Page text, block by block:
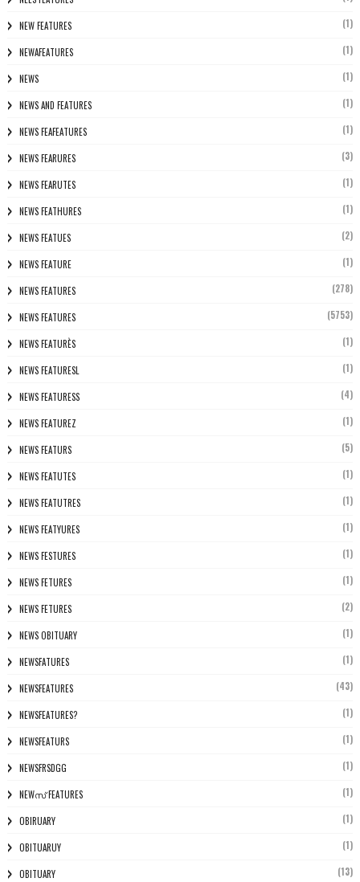
NEW FEATURES (1)
NEWAFEATURES (1)
NEWS (1)
NEWS AND FEATURES (1)
NEWS FEAFEATURES (1)
NEWS FEARURES (3)
NEWS FEARUTES (1)
NEWS FEATHURES (1)
NEWS FEATUES (2)
NEWS FEATURE (1)
NEWS FEATURES (278)
NEWS FEATURES (5753)
NEWS FEATURÈS (1)
NEWS FEATURESL (1)
NEWS FEATURESS (4)
NEWS FEATUREZ (1)
NEWS FEATURS (5)
NEWS FEATUTES (1)
NEWS FEATUTRES (1)
NEWS FEATYURES (1)
NEWS FESTURES (1)
NEWS FETURES (1)
NEWS FETURES (2)
NEWS OBITUARY (1)
NEWSFATURES (1)
NEWSFEATURES (43)
NEWSFEATURES? (1)
NEWSFEATURS (1)
NEWSFRSDGG (1)
NEWസ് FEATURES (1)
OBIRUARY (1)
OBITUARUY (1)
OBITUARY (13)